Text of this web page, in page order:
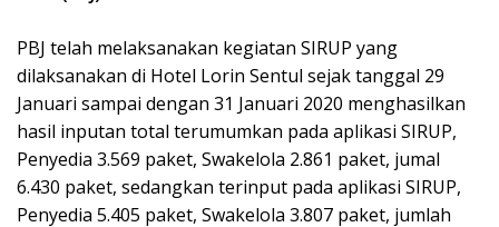
PBJ telah melaksanakan kegiatan SIRUP yang
dilaksanakan di Hotel Lorin Sentul sejak tanggal 29
Januari sampai dengan 31 Januari 2020 menghasilkan
hasil inputan total terumumkan pada aplikasi SIRUP,
Penyedia 3.569 paket, Swakelola 2.861 paket, jumal
6.430 paket, sedangkan terinput pada aplikasi SIRUP,
Penyedia 5.405 paket, Swakelola 3.807 paket, jumlah